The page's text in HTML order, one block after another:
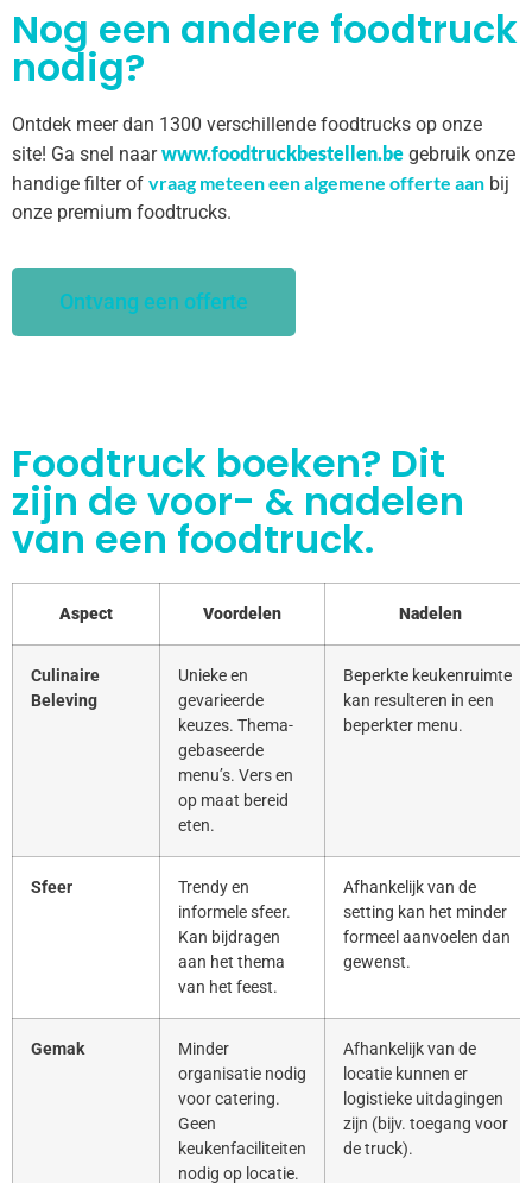
Nog een andere foodtruck
nodig?
Ontdek meer dan 1300 verschillende foodtrucks op onze
site! Ga snel naarwww.foodtruckbestellen.be gebruik onze
handige filter of vraag meteen een algemene offerte aan bij
onze premium foodtrucks.
Ontvang een offerte
Foodtruck boeken? Dit
zijn de voor- & nadelen
van een foodtruck.
Aspect Voordelen Nadelen
Culinaire
Beleving
Unieke en
gevarieerde
keuzes. Thema-
gebaseerde
menu’s. Vers en
op maat bereid
eten.
Beperkte keukenruimte
kan resulteren in een
beperkter menu.
Sfeer
Trendy en
informele sfeer.
Kan bijdragen
aan het thema
van het feest.
Afhankelijk van de
setting kan het minder
formeel aanvoelen dan
gewenst.
Gemak
Minder
organisatie nodig
voor catering.
Geen
keukenfaciliteiten
nodig op locatie.
Afhankelijk van de
locatie kunnen er
logistieke uitdagingen
zijn (bijv. toegang voor
de truck).